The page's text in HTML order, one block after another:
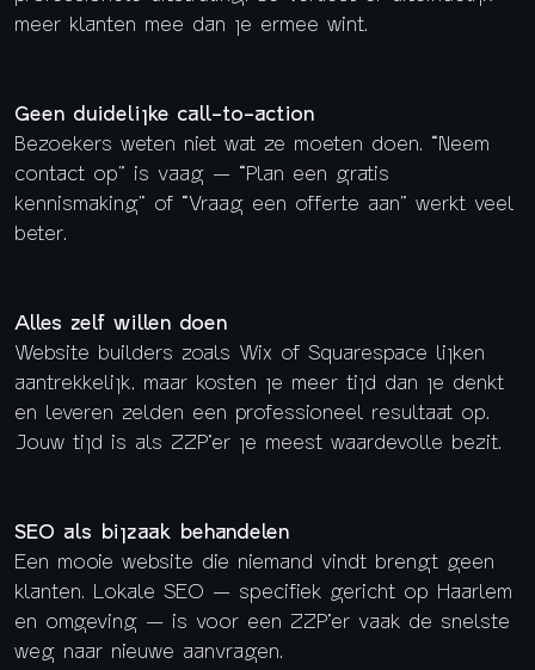
meer klanten mee dan je ermee wint.
Geen duidelijke call-to-action
Bezoekers weten niet wat ze moeten doen. “Neem
contact op” is vaag — “Plan een gratis
kennismaking” of “Vraag een offerte aan” werkt veel
beter.
Alles zelf willen doen
Website builders zoals Wix of Squarespace lijken
aantrekkelijk, maar kosten je meer tijd dan je denkt
en leveren zelden een professioneel resultaat op.
Jouw tijd is als ZZP’er je meest waardevolle bezit.
SEO als bijzaak behandelen
Een mooie website die niemand vindt brengt geen
klanten. Lokale SEO — specifiek gericht op Haarlem
en omgeving — is voor een ZZP’er vaak de snelste
weg naar nieuwe aanvragen.